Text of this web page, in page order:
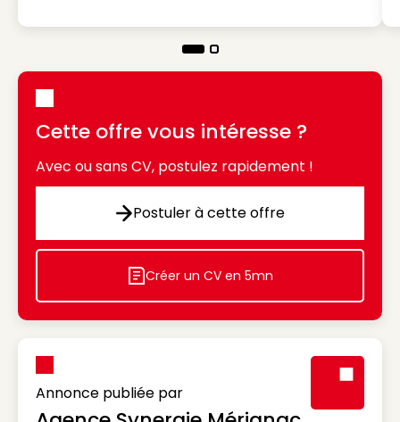
Cette offre vous intéresse ?
Avec ou sans CV, postulez rapidement !
Postuler à cette offre
Postuler à cette offre
Icon decorative
Créer un CV en 5mn
Annonce publiée par